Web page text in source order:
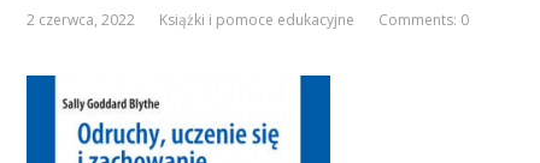
2 czerwca, 2022 Książki i pomoce edukacyjne Comments: 0